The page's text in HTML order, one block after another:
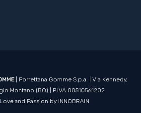
| Porrettana Gomme S.p.a. | Via Kennedy,
Montano (BO) | P.IVA 00510561202
and Passion by INNOBRAIN